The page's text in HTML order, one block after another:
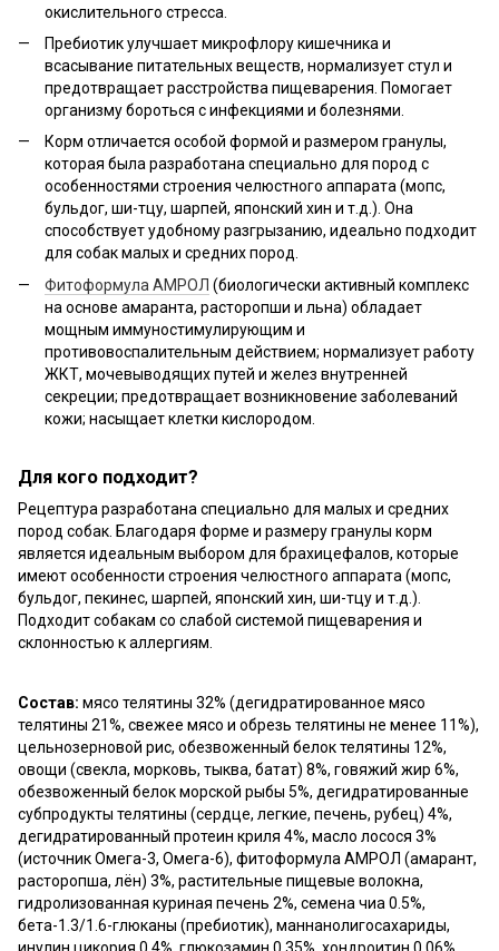
окислительного стресса.
Пребиотик улучшает микрофлору кишечника и
всасывание питательных веществ, нормализует стул и
предотвращает расстройства пищеварения. Помогает
организму бороться с инфекциями и болезнями.
Корм отличается особой формой и размером гранулы,
которая была разработана специально для пород с
особенностями строения челюстного аппарата (мопс,
бульдог, ши-тцу, шарпей, японский хин и т.д.). Она
способствует удобному разгрызанию, идеально подходит
для собак малых и средних пород.
Фитоформула АМРОЛ (биологически активный комплекс
на основе амаранта, расторопши и льна) обладает
мощным иммуностимулирующим и
противовоспалительным действием; нормализует работу
ЖКТ, мочевыводящих путей и желез внутренней
секреции; предотвращает возникновение заболеваний
кожи; насыщает клетки кислородом.
Для кого подходит?
Рецептура разработана специально для малых и средних
пород собак. Благодаря форме и размеру гранулы корм
является идеальным выбором для брахицефалов, которые
имеют особенности строения челюстного аппарата (мопс,
бульдог, пекинес, шарпей, японский хин, ши-тцу и т.д.).
Подходит собакам со слабой системой пищеварения и
склонностью к аллергиям.
Состав: мясо телятины 32% (дегидратированное мясо
телятины 21%, свежее мясо и обрезь телятины не менее 11%),
цельнозерновой рис, обезвоженный белок телятины 12%,
овощи (свекла, морковь, тыква, батат) 8%, говяжий жир 6%,
обезвоженный белок морской рыбы 5%, дегидратированные
субпродукты телятины (сердце, легкие, печень, рубец) 4%,
дегидратированный протеин криля 4%, масло лосося 3%
(источник Омега-3, Омега-6), фитоформула АМРОЛ (амарант,
расторопша, лён) 3%, растительные пищевые волокна,
гидролизованная куриная печень 2%, семена чиа 0.5%,
бета-1.3/1.6-глюканы (пребиотик), маннанолигосахариды,
инулин цикория 0.4%, глюкозамин 0.35%, хондроитин 0.06%,